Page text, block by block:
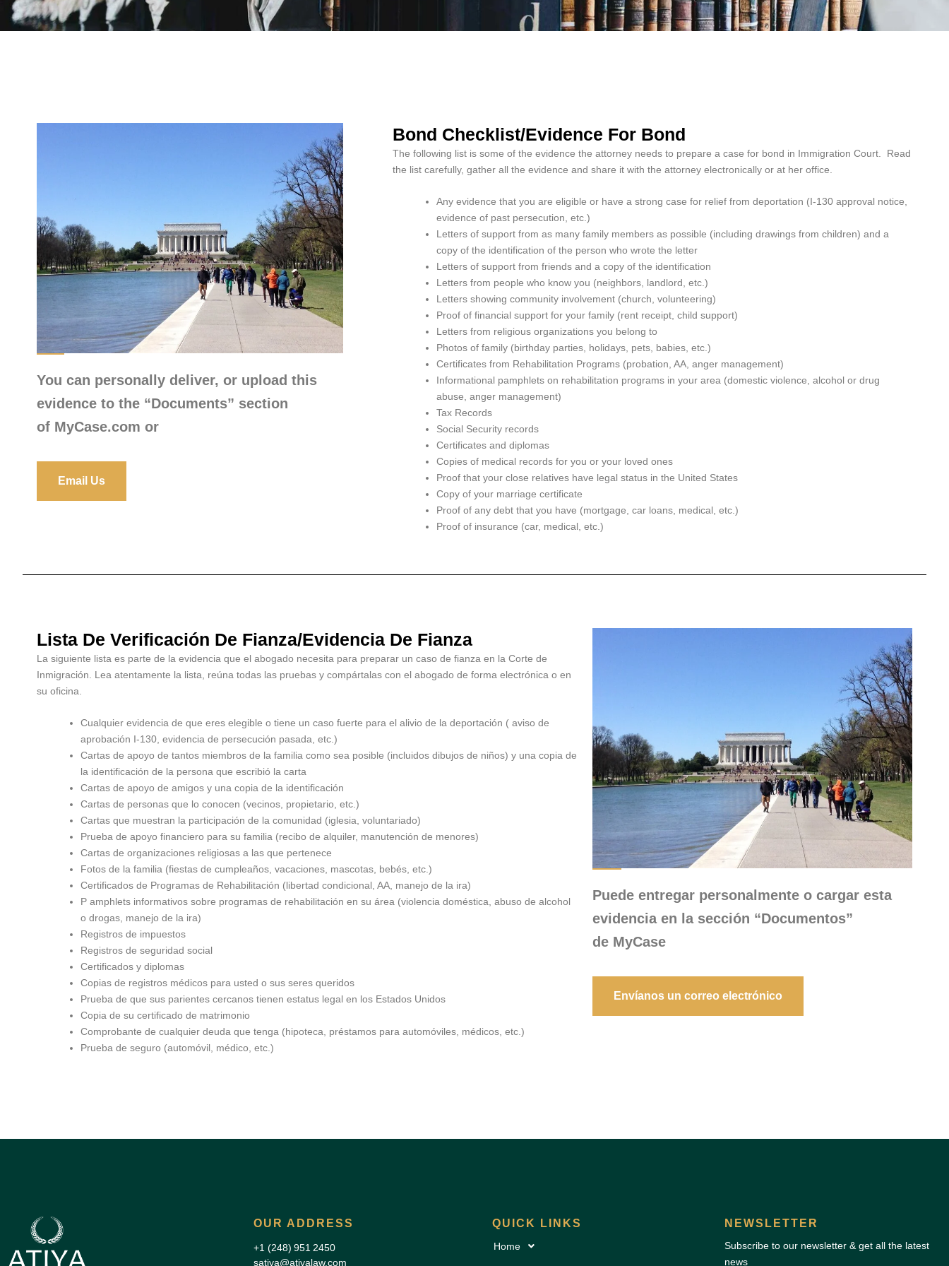
You can personally deliver, or upload this
evidence to the “Documents” section
of MyCase.com or
Email Us
Bond Checklist/evidence For Bond
The following list is some of the evidence the attorney needs to prepare a case for bond in Immigration Court. Read
the list carefully, gather all the evidence and share it with the attorney electronically or at her office.
Any evidence that you are eligible or have a strong case for relief from deportation (I-130 approval notice,
evidence of past persecution, etc.)
Letters of support from as many family members as possible (including drawings from children) and a
copy of the identification of the person who wrote the letter
Letters of support from friends and a copy of the identification
Letters from people who know you (neighbors, landlord, etc.)
Letters showing community involvement (church, volunteering)
Proof of financial support for your family (rent receipt, child support)
Letters from religious organizations you belong to
Photos of family (birthday parties, holidays, pets, babies, etc.)
Certificates from Rehabilitation Programs (probation, AA, anger management)
Informational pamphlets on rehabilitation programs in your area (domestic violence, alcohol or drug
abuse, anger management)
Tax Records
Social Security records
Certificates and diplomas
Copies of medical records for you or your loved ones
Proof that your close relatives have legal status in the United States
Copy of your marriage certificate
Proof of any debt that you have (mortgage, car loans, medical, etc.)
Proof of insurance (car, medical, etc.)
Lista De Verificación De Fianza/evidencia De Fianza
La siguiente lista es parte de la evidencia que el abogado necesita para preparar un caso de fianza en la Corte de
Inmigración. Lea atentamente la lista, reúna todas las pruebas y compártalas con el abogado de forma electrónica o en
su oficina.
Cualquier evidencia de que eres elegible o tiene un caso fuerte para el alivio de la deportación ( aviso de
aprobación I-130, evidencia de persecución pasada, etc.)
Cartas de apoyo de tantos miembros de la familia como sea posible (incluidos dibujos de niños) y una copia de
la identificación de la persona que escribió la carta
Cartas de apoyo de amigos y una copia de la identificación
Cartas de personas que lo conocen (vecinos, propietario, etc.)
Cartas que muestran la participación de la comunidad (iglesia, voluntariado)
Prueba de apoyo financiero para su familia (recibo de alquiler, manutención de menores)
Cartas de organizaciones religiosas a las que pertenece
Fotos de la familia (fiestas de cumpleaños, vacaciones, mascotas, bebés, etc.)
Certificados de Programas de Rehabilitación (libertad condicional, AA, manejo de la ira)
P amphlets informativos sobre programas de rehabilitación en su área (violencia doméstica, abuso de alcohol
o drogas, manejo de la ira)
Registros de impuestos
Registros de seguridad social
Certificados y diplomas
Copias de registros médicos para usted o sus seres queridos
Prueba de que sus parientes cercanos tienen estatus legal en los Estados Unidos
Copia de su certificado de matrimonio
Comprobante de cualquier deuda que tenga (hipoteca, préstamos para automóviles, médicos, etc.)
Prueba de seguro (automóvil, médico, etc.)
Puede entregar personalmente o cargar esta
evidencia en la sección “Documentos”
de MyCase
Envíanos un correo electrónico
OUR ADDRESS
+1 (248) 951 2450
satiya@atiyalaw.com
QUICK LINKS
Home
NEWSLETTER
Subscribe to our newsletter & get all the latest
news